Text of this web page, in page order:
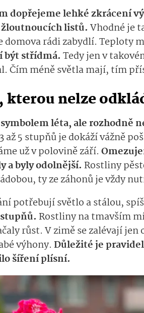
dopřejeme lehké zkrácení
listů. Vhodné je
domova rádi zabydlí. Teploty
být střídmá. Tedy jen v
Čím méně světla mají, tím
kterou nelze
léta, ale rozhodně
až 5 stupňů je dokáží vážně
už v polovině září.
a byly odolnější. Rostliny
ty ze záhonů je vždy
potřebují světlo a stálou,
Rostliny na tmavším
růst. V zimě se zalévají
výhony.Důležité je
šíření plísní.